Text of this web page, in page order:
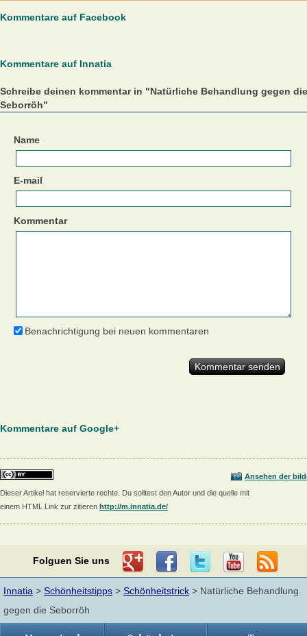
Kommentare auf Facebook
Kommentare auf Innatia
Schreibe deinen kommentar in "Natürliche Behandlung gegen die
Seborröh"
Name
E-mail
Kommentar
Benachrichtigung bei neuen kommentaren
Kommentare auf Google+
Ansehen der
Dieser Artikel hat reservierte rechte. Du solltest den Autor und die quelle mit
einem HTML Link zur zitieren http://m.innatia.de/
Folguen Sie uns
Innatia > Schönheitstipps > Schönheitstrick > Natürliche Behandlung
gegen die Seborröh